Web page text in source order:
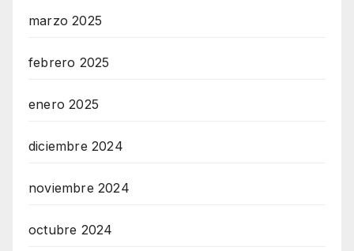
marzo 2025
febrero 2025
enero 2025
diciembre 2024
noviembre 2024
octubre 2024